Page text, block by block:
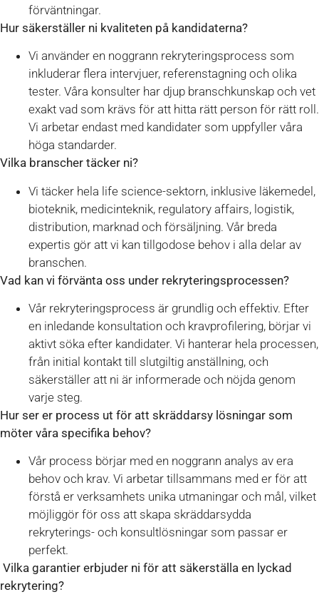
förväntningar.
Hur säkerställer ni kvaliteten på kandidaterna?
Vi använder en noggrann rekryteringsprocess som
inkluderar flera intervjuer, referenstagning och olika
tester. Våra konsulter har djup branschkunskap och vet
exakt vad som krävs för att hitta rätt person för rätt roll.
Vi arbetar endast med kandidater som uppfyller våra
höga standarder.
Vilka branscher täcker ni?
Vi täcker hela life science-sektorn, inklusive läkemedel,
bioteknik, medicinteknik, regulatory affairs, logistik,
distribution, marknad och försäljning. Vår breda
expertis gör att vi kan tillgodose behov i alla delar av
branschen.
Vad kan vi förvänta oss under rekryteringsprocessen?
Vår rekryteringsprocess är grundlig och effektiv. Efter
en inledande konsultation och kravprofilering, börjar vi
aktivt söka efter kandidater. Vi hanterar hela processen,
från initial kontakt till slutgiltig anställning, och
säkerställer att ni är informerade och nöjda genom
varje steg.
Hur ser er process ut för att skräddarsy lösningar som
möter våra specifika behov?
Vår process börjar med en noggrann analys av era
behov och krav. Vi arbetar tillsammans med er för att
förstå er verksamhets unika utmaningar och mål, vilket
möjliggör för oss att skapa skräddarsydda
rekryterings- och konsultlösningar som passar er
perfekt.
Vilka garantier erbjuder ni för att säkerställa en lyckad
rekrytering?